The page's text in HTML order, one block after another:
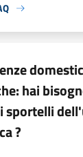
hai
sportelli
?